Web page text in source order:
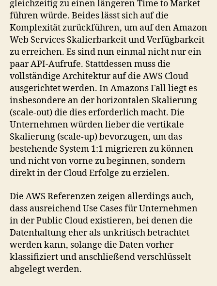
gleichzeitig zu einen längeren Time to Market
führen würde. Beides lässt sich auf die
Komplexität zurückführen, um auf den Amazon
Web Services Skalierbarkeit und Verfügbarkeit
zu erreichen. Es sind nun einmal nicht nur ein
paar API-Aufrufe. Stattdessen muss die
vollständige Architektur auf die AWS Cloud
ausgerichtet werden. In Amazons Fall liegt es
insbesondere an der horizontalen Skalierung
(scale-out) die dies erforderlich macht. Die
Unternehmen würden lieber die vertikale
Skalierung (scale-up) bevorzugen, um das
bestehende System 1:1 migrieren zu können
und nicht von vorne zu beginnen, sondern
direkt in der Cloud Erfolge zu erzielen.
Die AWS Referenzen zeigen allerdings auch,
dass ausreichend Use Cases für Unternehmen
in der Public Cloud existieren, bei denen die
Datenhaltung eher als unkritisch betrachtet
werden kann, solange die Daten vorher
klassifiziert und anschließend verschlüsselt
abgelegt werden.